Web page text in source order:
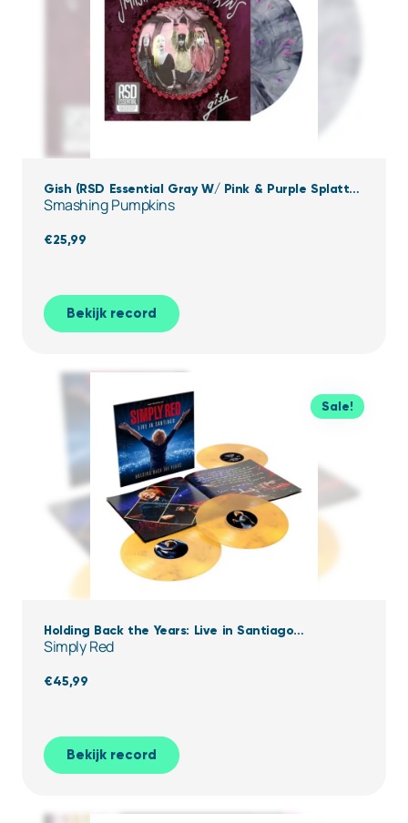
Gish (RSD Essential Gray W/ Pink & Purple Splatter
Vinyl)
Smashing Pumpkins
€25,99
Bekijk record
Sale!
Holding Back the Years: Live in Santiago
(Clear,Yellow & black Marbled Vinyl)
Simply Red
€45,99
Bekijk record